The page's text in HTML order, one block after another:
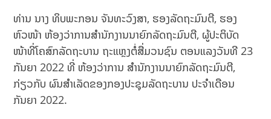
ທ່ານ ນາງ ທິບພະກອນ ຈັນທະວົງສາ, ຮອງລັດຖະມົນຕີ, ຮອງ
ຫົວໜ້າ ຫ້ອງວ່າການສຳນັກງານນາຍົກລັດຖະມົນຕີ, ຜູ້ປະຕິບັດ
ໜ້າທີ່ໂຄສົກລັດຖະບານ ຖະແຫຼງຕໍ່ສື່ມວນຊົນ ຕອນແລງວັນທີ 23
ກັນຍາ 2022 ທີ່ ຫ້ອງວ່າການ ສຳນັກງານນາຍົກລັດຖະມົນຕີ,
ກ່ຽວກັບ ຜົນສໍາເລັດຂອງກອງປະຊຸມລັດຖະບານ ປະຈໍາເດືອນ
ກັນຍາ 2022.